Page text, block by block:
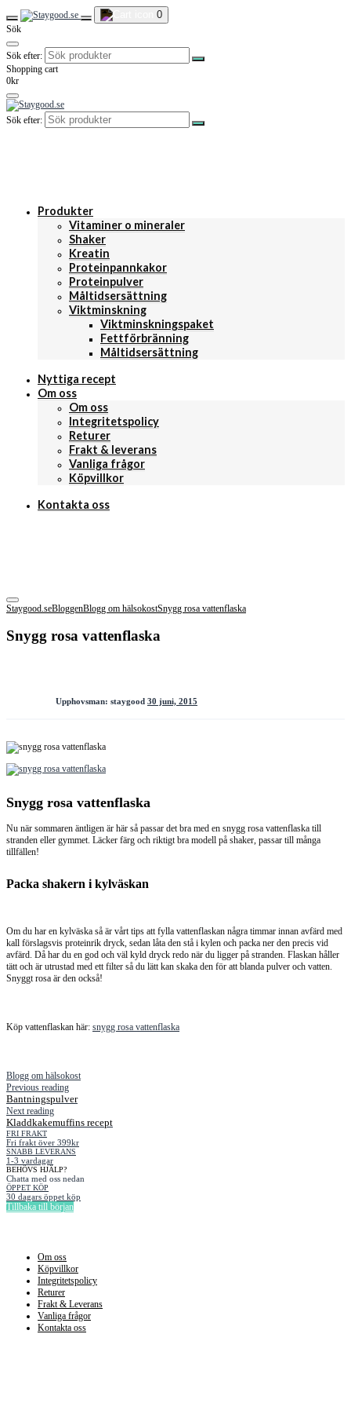
0
Sök
Sök efter:
Shopping cart
0kr
Sök efter:
Produkter
Vitaminer o mineraler
Shaker
Kreatin
Proteinpannkakor
Proteinpulver
Måltidsersättning
Viktminskning
Viktminskningspaket
Fettförbränning
Måltidsersättning
Nyttiga recept
Om oss
Om oss
Integritetspolicy
Returer
Frakt & leverans
Vanliga frågor
Köpvillkor
Kontakta oss
Staygood.seBloggenBlogg om hälsokostSnygg rosa vattenflaska
Snygg rosa vattenflaska
Upphovsman: staygood 30 juni, 2015
Snygg rosa vattenflaska
Nu när sommaren äntligen är här så passar det bra med en snygg rosa vattenflaska till
stranden eller gymmet. Läcker färg och riktigt bra modell på shaker, passar till många
tillfällen!
Packa shakern i kylväskan
Om du har en kylväska så är vårt tips att fylla vattenflaskan några timmar innan avfärd med
kall förslagsvis proteinrik dryck, sedan låta den stå i kylen och packa ner den precis vid
avfärd. Då har du en god och väl kyld dryck redo när du ligger på stranden. Flaskan håller
tätt och är utrustad med ett filter så du lätt kan skaka den för att blanda pulver och vatten.
Snyggt rosa är den också!
Köp vattenflaskan här: snygg rosa vattenflaska
Blogg om hälsokost
Previous reading
Bantningspulver
Next reading
Kladdkakemuffins recept
FRI FRAKT
Fri frakt över 399kr
SNABB LEVERANS
1-3 vardagar
BEHÖVS HJÄLP?
Chatta med oss nedan
ÖPPET KÖP
30 dagars öppet köp
Tillbaka till början
Om oss
Köpvillkor
Integritetspolicy
Returer
Frakt & Leverans
Vanliga frågor
Kontakta oss